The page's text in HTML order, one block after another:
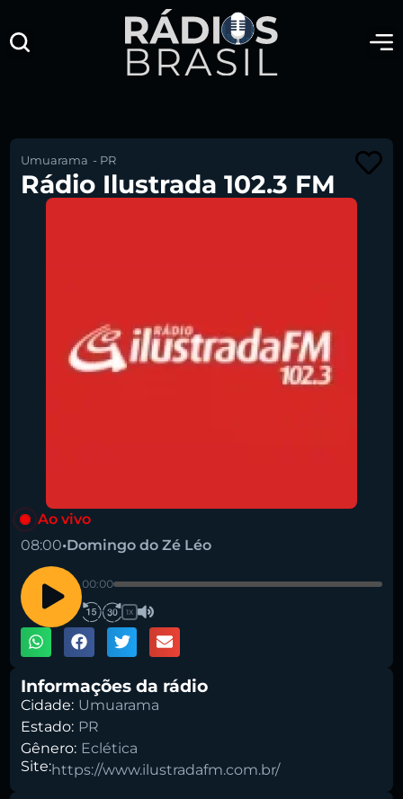
Umuarama - PR
Rádio Ilustrada 102.3 FM
Ao vivo
08:00•Domingo do Zé Léo
00:00
1X
Informações da rádio
Cidade: Umuarama
Estado: PR
Gênero: Eclética
Site:https://www.ilustradafm.com.br/